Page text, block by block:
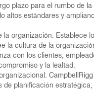
plazo para el rumbo de
estándares y
organización. Establece
cultura de la
con los clientes,
y la lealtad.
planificación